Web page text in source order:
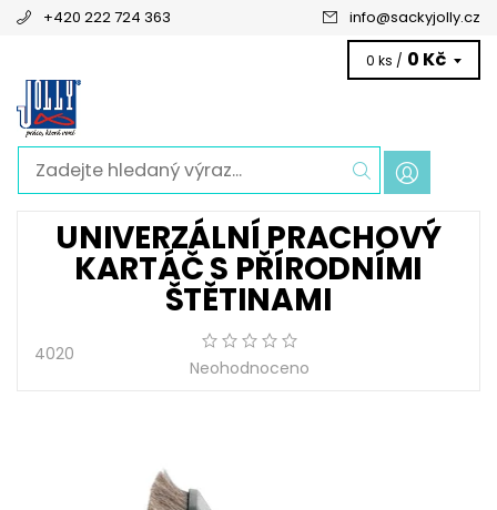
+420 222 724 363 info@sackyjolly.cz
0 ks / 0 Kč
UNIVERZÁLNÍ PRACHOVÝ
KARTÁČ S PŘÍRODNÍMI
ŠTĚTINAMI
4020
Neohodnoceno